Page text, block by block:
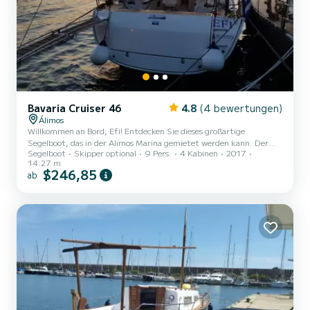
Bavaria Cruiser 46 4.8 (4 bewertungen)
Álimos
Willkommen an Bord, Efi! Entdecken Sie dieses großartige
Segelboot, das in der Alimos Marina gemietet werden kann. Der
Cruiser 46, Baujahr 2017, bietet ein unvergleichliches Erlebnis für
einen Familien- oder Freundesurlaub. Sie werden auf diesem 14
Meter langen Segelboot eine außergewöhnliche Kreuzfahrt
Dieser Cruiser 46 ist mit einem Rollgroßsegel und einer Rollgenua
Segelboot Skipper optional 9 Pers. 4 Kabinen
2017
14.27 m
ab $246,85